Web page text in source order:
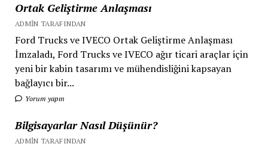
Ortak Geliştirme Anlaşması
ADMIN TARAFINDAN
Ford Trucks ve IVECO Ortak Geliştirme Anlaşması
İmzaladı, Ford Trucks ve IVECO ağır ticari araçlar için
yeni bir kabin tasarımı ve mühendisliğini kapsayan
bağlayıcı bir...
Yorum yapın
Bilgisayarlar Nasıl Düşünür?
ADMIN TARAFINDAN